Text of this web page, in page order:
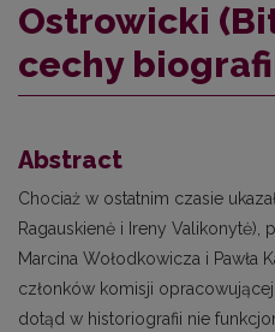
Ostrowicki
cechy
Abstract
Chociaż w ostatnim czasie
Ragauskienė i Ireny
Marcina Wołodkowicza i Pawła
członków komisji opracowującej
dotąd w historiografii nie